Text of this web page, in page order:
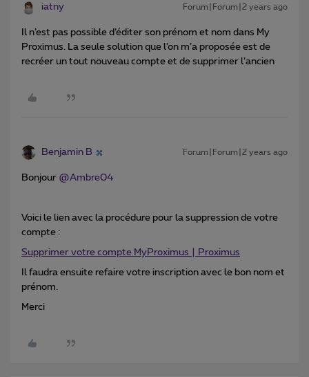
iatny Forum|Forum|2 years ago
Il n’est pas possible d’éditer son prénom et nom dans My
Proximus. La seule solution que l’on m’a proposée est de
recréer un tout nouveau compte et de supprimer l’ancien
Benjamin B Forum|Forum|2 years ago
Bonjour @Ambre04
Voici le lien avec la procédure pour la suppression de votre
compte :
Supprimer votre compte MyProximus | Proximus
Il faudra ensuite refaire votre inscription avec le bon nom et
prénom.
Merci